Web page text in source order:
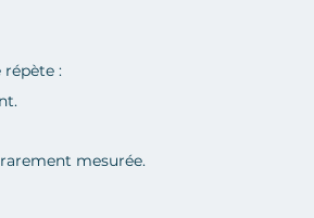
répète :
mesurée.